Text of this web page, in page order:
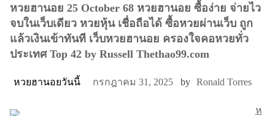
หวยฮานอย 25 October 68 หวยฮานอย ซื้อง่าย จ่ายไว
จบในเว็บเดียว หวยหุ้น เชื่อถือได้ ซื้อหวยผ่านเว็บ ถูก
แล้วเงินเข้าทันที เว็บหวยฮานอย ครองใจคอหวยทั่ว
ประเทศ Top 42 by Russell Thethao99.com
หวยฮานอยวันนี้ กรกฎาคม 31, 2025 by Ronald Torres
ห